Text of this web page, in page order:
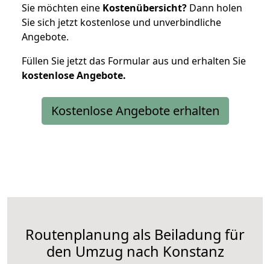
Sie möchten eine Kostenübersicht? Dann holen
Sie sich jetzt kostenlose und unverbindliche
Angebote.
Füllen Sie jetzt das Formular aus und erhalten Sie
kostenloseAngebote.
Kostenlose Angebote erhalten
Routenplanung als Beiladung für
den Umzug nach Konstanz